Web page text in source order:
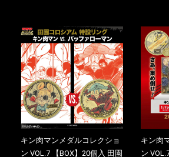
一斉出荷予定
斉出荷
キン肉マンメダルコレクショ
ン VOL.7 【BOX】20個入 田園
キン肉
ン